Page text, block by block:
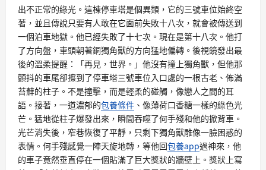
出不正常的綠光。這棟停車塔是個異類，它的三號車位始終空
著，並且傳說只要有人敢在它面前失敗十八次，就會被傳送到
一個泊車地獄。他已經失敗了十七次。現在是第十八次。他打
了方向盤，車頭朝著銅獨角獸的方向猛地偏轉。後視鏡發出最
後的溫柔提醒：「再見，世界。」他沒有撞上獨角獸，但他那
顫抖的車尾卻擦到了停車塔三號車位入口處的一根古老、佈滿
苔蘚的柱子。不是撞擊，而是輕柔的碰觸，像戀人之間的耳
語。接著，一道濃郁的包養條件 、像薄荷口香糖一樣的綠色光
芒。猛地從柱子爆發出來，瞬間吞噬了何手殘和他的掀背車。
光芒消失後，窄巷恢復了平靜，只剩下獨角獸雕像一臉困惑的
表情。何手殘感覺一陣天旋地轉，等他回包養app過神來，他
的車子竟然垂直停在一個貼滿了巨大獎狀的牆壁上。獎狀上寫